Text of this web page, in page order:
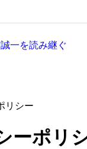
一を読み継ぐ
リシー
ーポリ